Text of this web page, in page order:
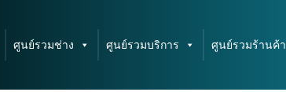
ศูนย์รวมช่าง ศูนย์รวมบริการ ศูนย์รวมร้านค้า